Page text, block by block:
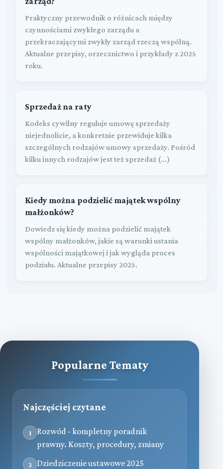
Praktyczny przewodnik o różnicach między
czynnościami zwykłego zarządu a
przekraczającymi zwykły zarząd rzeczą wspólną.
Aktualne przepisy, orzecznictwo i przykłady z 2025
roku.
Sprzedaż na raty
Kodeks cywilny reguluje umowę sprzedaży
niejednolicie, a konkretnie przewiduje kilka
szczególnych rodzajów umowy sprzedaży. Pośród
kilku innych rodzajów jest też sprzedaż (...)
Kiedy można podzielić majątek wspólny
małżonków?
Dowiedz się kiedy można podzielić majątek
wspólny małżonków, jakie są warunki ustania
wspólności majątkowej i jak wygląda proces
podziału. Aktualne przepisy 2025.
Popularne Tematy
Najczęściej czytane
1
Rozwód - kompletny poradnik
prawny. Koszty, procedury, zmiany
2 Dziedziczenie ustawowe 2025